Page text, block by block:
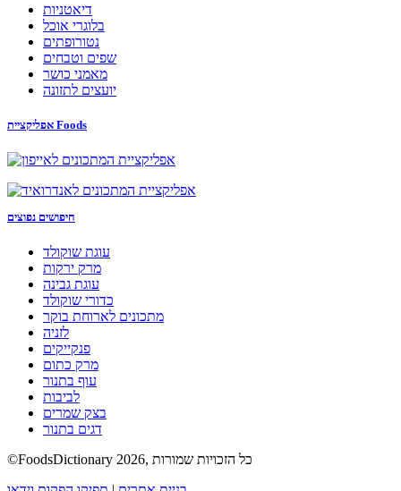
דיאטניות
בלוגרי אוכל
נטורופתים
שפים וטבחים
מאמני כושר
יועצים לתזונה
אפליקציית Foods
חיפושים נפוצים
עוגת שוקולד
מרק ירקות
עוגת גבינה
כדורי שוקולד
מתכונים לארוחת בוקר
לזניה
פנקייקים
מרק כתום
עוף בתנור
לביבות
בצק שמרים
דגים בתנור
©FoodsDictionary 2026, כל הזכויות שמורות